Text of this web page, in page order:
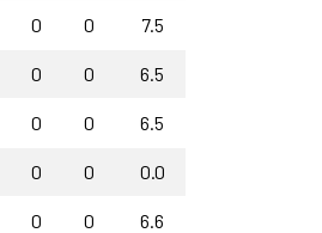
0 0 7.5
0 0 6.5
0 0 6.5
0 0 0.0
0 0 6.6